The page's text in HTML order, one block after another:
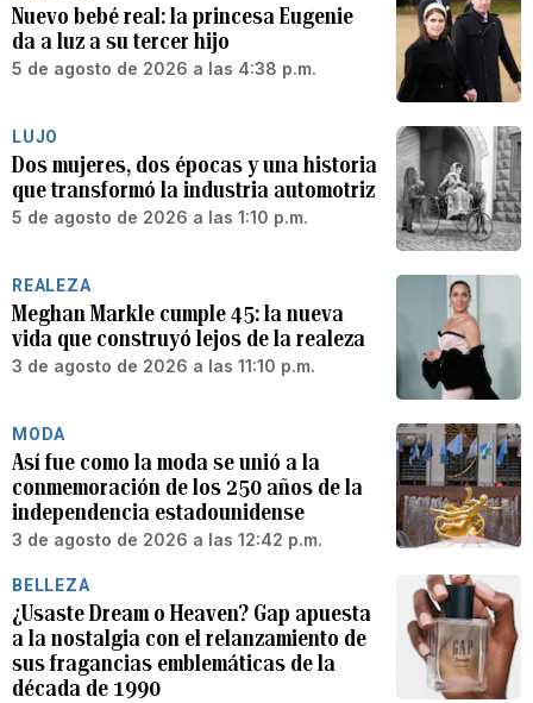
Nuevo bebé real: la princesa Eugenie
da a luz a su tercer hijo
5 de agosto de 2026 a las 4:38 p.m.
LUJO
Dos mujeres, dos épocas y una historia
que transformó la industria automotriz
5 de agosto de 2026 a las 1:10 p.m.
REALEZA
Meghan Markle cumple 45: la nueva
vida que construyó lejos de la realeza
3 de agosto de 2026 a las 11:10 p.m.
MODA
Así fue como la moda se unió a la
conmemoración de los 250 años de la
independencia estadounidense
3 de agosto de 2026 a las 12:42 p.m.
BELLEZA
¿Usaste Dream o Heaven? Gap apuesta
a la nostalgia con el relanzamiento de
sus fragancias emblemáticas de la
década de 1990